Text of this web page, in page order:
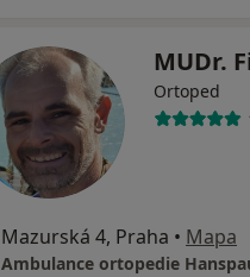
MUDr.
Ortoped
Mazurská 4, Praha • Mapa
Ambulance ortopedie